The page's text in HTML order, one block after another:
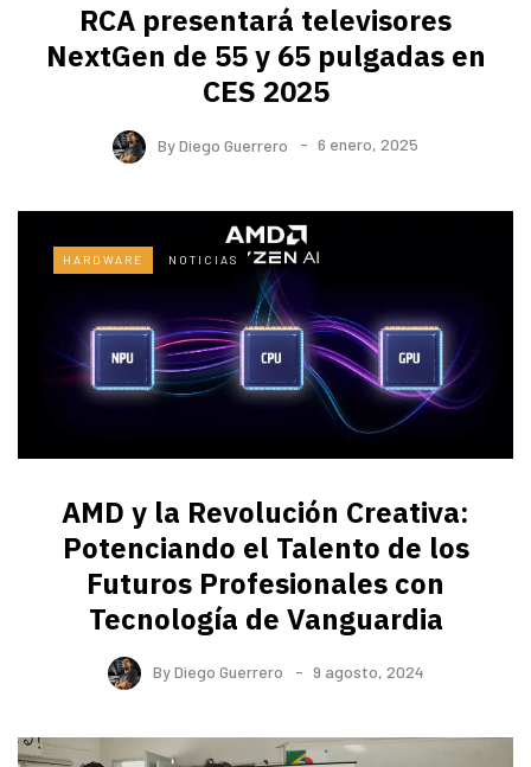
RCA presentará televisores
NextGen de 55 y 65 pulgadas en
CES 2025
ByDiego Guerrero 6 enero, 2025
HARDWARE NOTICIAS
AMD y la Revolución Creativa:
Potenciando el Talento de los
Futuros Profesionales con
Tecnología de Vanguardia
ByDiego Guerrero 9 agosto, 2024